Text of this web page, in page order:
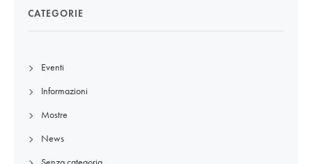
CATEGORIE
Eventi
Informazioni
Mostre
News